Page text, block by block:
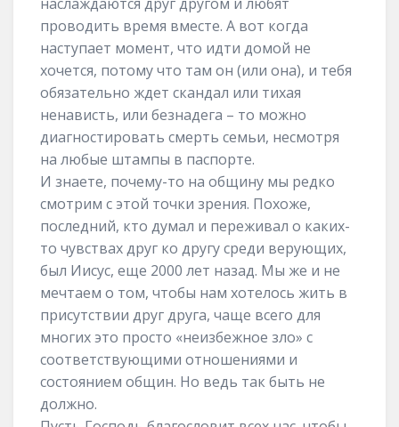
проводить время вместе. А вот когда
наступает момент, что идти домой не
хочется, потому что там он (или она), и тебя
обязательно ждет скандал или тихая
ненависть, или безнадега – то можно
диагностировать смерть семьи, несмотря
на любые штампы в паспорте.
И знаете, почему-то на общину мы редко
смотрим с этой точки зрения. Похоже,
последний, кто думал и переживал о каких-
то чувствах друг ко другу среди верующих,
был Иисус, еще 2000 лет назад. Мы же и не
мечтаем о том, чтобы нам хотелось жить в
присутствии друг друга, чаще всего для
многих это просто «неизбежное зло» с
соответствующими отношениями и
состоянием общин. Но ведь так быть не
должно.